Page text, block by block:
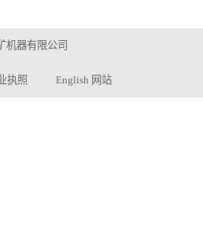
机器有限公司
执照 English 网站